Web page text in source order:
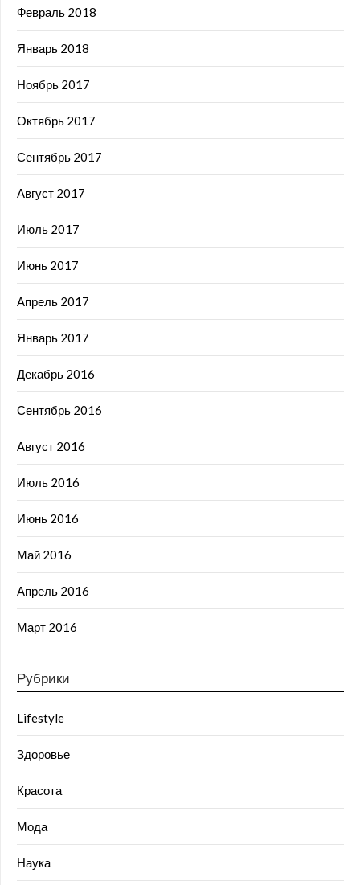
Февраль 2018
Январь 2018
Ноябрь 2017
Октябрь 2017
Сентябрь 2017
Август 2017
Июль 2017
Июнь 2017
Апрель 2017
Январь 2017
Декабрь 2016
Сентябрь 2016
Август 2016
Июль 2016
Июнь 2016
Май 2016
Апрель 2016
Март 2016
Рубрики
Lifestyle
Здоровье
Красота
Мода
Наука